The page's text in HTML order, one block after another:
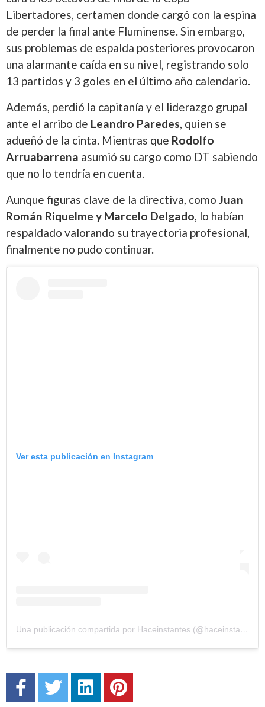
Libertadores, certamen donde cargó con la espina
de perder la final ante Fluminense. Sin embargo,
sus problemas de espalda posteriores provocaron
una alarmante caída en su nivel, registrando solo
13 partidos y 3 goles en el último año calendario.
Además, perdió la capitanía y el liderazgo grupal
ante el arribo de Leandro Paredes, quien se
adueñó de la cinta. Mientras que Rodolfo
Arruabarrena asumió su cargo como DT sabiendo
que no lo tendría en cuenta.
Aunque figuras clave de la directiva, como Juan
Román Riquelme y Marcelo Delgado, lo habían
respaldado valorando su trayectoria profesional,
finalmente no pudo continuar.
Ver esta publicación en Instagram
Una publicación compartida por Haceinstantes (@haceinstantesok)